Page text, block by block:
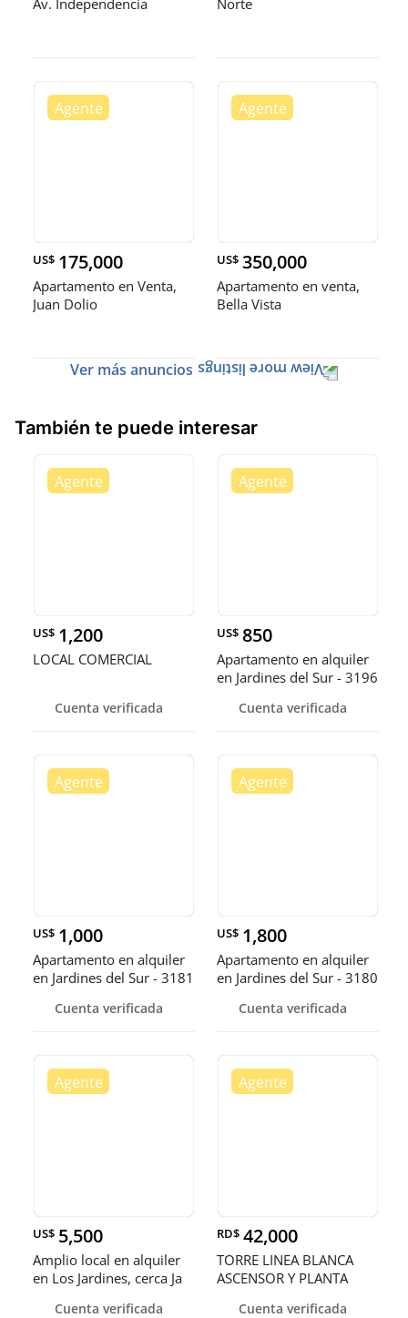
Av. Independencia
Norte
US$ 175,000
Apartamento en Venta,
Juan Dolio
US$ 350,000
Apartamento en venta,
Bella Vista
Ver más anuncios
También te puede interesar
US$ 1,200
LOCAL COMERCIAL
Cuenta verificada
US$ 850
Apartamento en alquiler
en Jardines del Sur - 3196
Cuenta verificada
US$ 1,000
Apartamento en alquiler
en Jardines del Sur - 3181
Cuenta verificada
US$ 1,800
Apartamento en alquiler
en Jardines del Sur - 3180
Cuenta verificada
US$ 5,500
Amplio local en alquiler
en Los Jardines, cerca Ja
Cuenta verificada
RD$ 42,000
TORRE LINEA BLANCA
ASCENSOR Y PLANTA
Cuenta verificada